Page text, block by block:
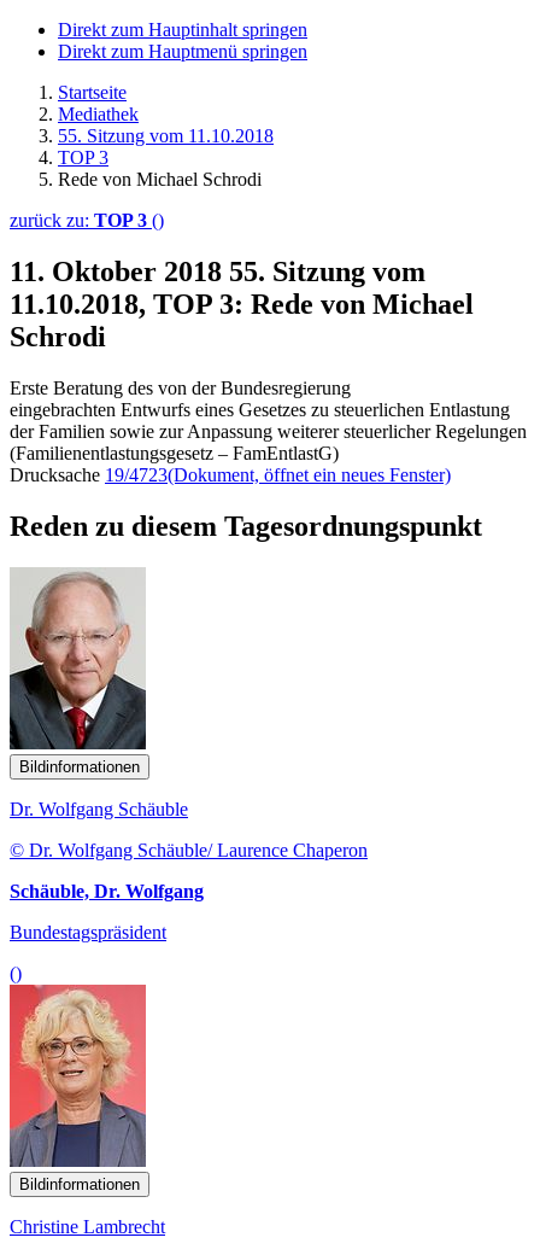
Direkt zum Hauptinhalt springen
Direkt zum Hauptmenü springen
Startseite
Mediathek
55. Sitzung vom 11.10.2018
TOP 3
Rede von Michael Schrodi
zurück zu: TOP 3 ()
11. Oktober 2018 55. Sitzung vom
11.10.2018, TOP 3: Rede von Michael
Schrodi
Erste Beratung des von der Bundesregierung
eingebrachten Entwurfs eines Gesetzes zu steuerlichen Entlastung
der Familien sowie zur Anpassung weiterer steuerlicher Regelungen
(Familienentlastungsgesetz – FamEntlastG)
Drucksache 19/4723(Dokument, öffnet ein neues Fenster)
Reden zu diesem Tagesordnungspunkt
Bildinformationen
Dr. Wolfgang Schäuble
© Dr. Wolfgang Schäuble/ Laurence Chaperon
Schäuble, Dr. Wolfgang
Bundestagspräsident
()
Bildinformationen
Christine Lambrecht